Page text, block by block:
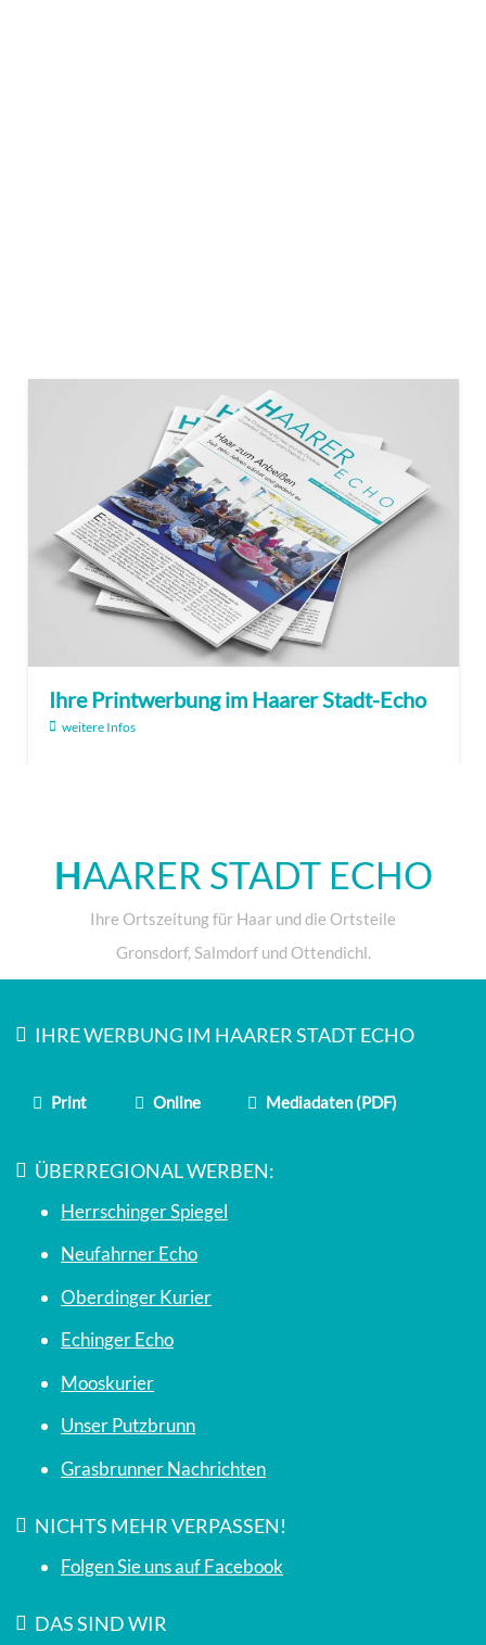
Ihre Printwerbung im Haarer Stadt-Echo
weitere Infos
HAARER STADT ECHO
Ihre Ortszeitung für Haar und die Ortsteile
Gronsdorf, Salmdorf und Ottendichl.
IHRE WERBUNG IM HAARER STADT ECHO
Print Online Mediadaten (PDF)
ÜBERREGIONAL WERBEN:
Herrschinger Spiegel
Neufahrner Echo
Oberdinger Kurier
Echinger Echo
Mooskurier
Unser Putzbrunn
Grasbrunner Nachrichten
NICHTS MEHR VERPASSEN!
Folgen Sie uns auf Facebook
DAS SIND WIR